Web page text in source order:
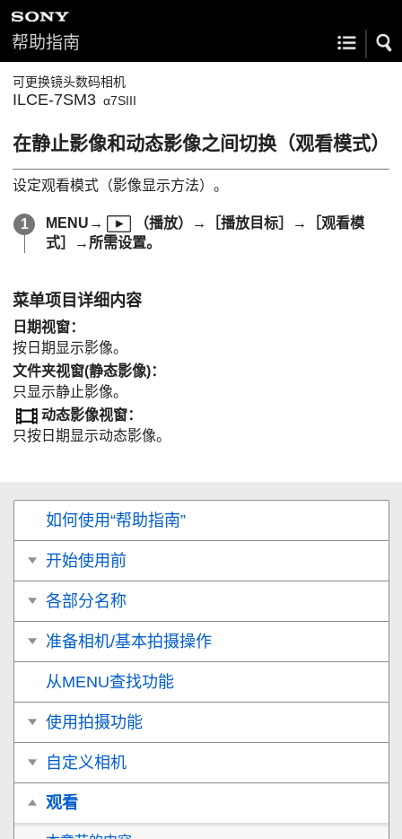
帮助指南
可更换镜头数码相机
ILCE-7SM3 α7SIII
在静止影像和动态影像之间切换（观看模式）
设定观看模式（影像显示方法）。
MENU → （播放）→ ［播放目标］ →
［观看模
式］
→所需设置。
菜单项目详细内容
日期视窗：
按日期显示影像。
文件夹视窗(静态影像)：
只显示静止影像。
动态影像视窗：
只按日期显示动态影像。
如何使用“帮助指南”
开始使用前
各部分名称
准备相机/基本拍摄操作
从MENU查找功能
使用拍摄功能
自定义相机
观看